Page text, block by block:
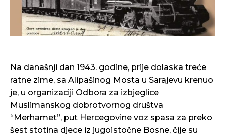
Na današnji dan 1943. godine, prije dolaska treće
ratne zime, sa Alipašinog Mosta u Sarajevu krenuo
je, u organizaciji Odbora za izbjeglice
Muslimanskog dobrotvornog društva
“Merhamet”, put Hercegovine voz spasa za preko
šest stotina djece iz jugoistočne Bosne, čije su